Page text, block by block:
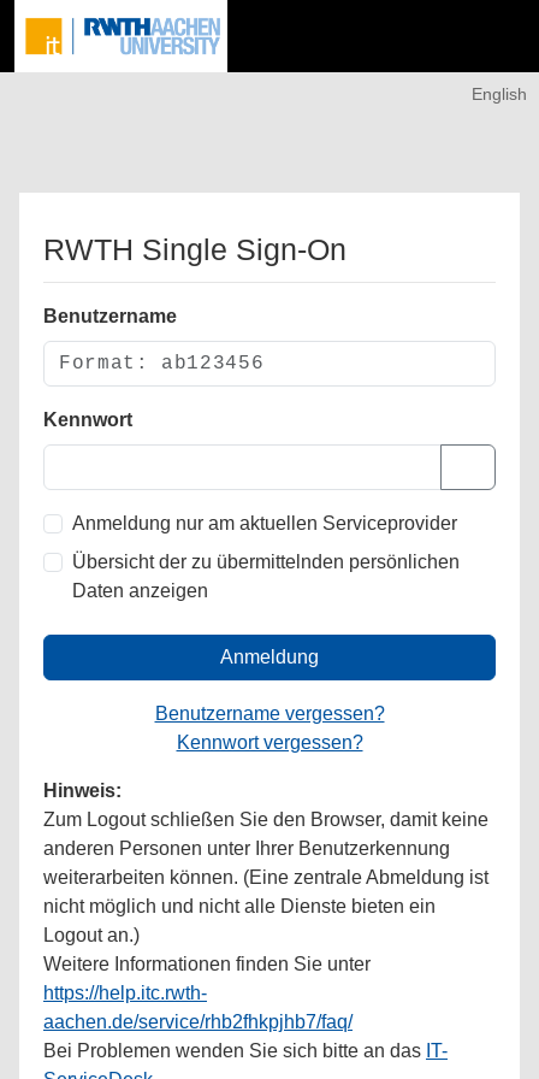
English
RWTH Single Sign-On
Benutzername
Kennwort
Anmeldung nur am aktuellen Serviceprovider
Übersicht der zu übermittelnden persönlichen
Daten anzeigen
Anmeldung
Benutzername vergessen?
Kennwort vergessen?
Hinweis:
Zum Logout schließen Sie den Browser, damit keine
anderen Personen unter Ihrer Benutzerkennung
weiterarbeiten können. (Eine zentrale Abmeldung ist
nicht möglich und nicht alle Dienste bieten ein
Logout an.)
Weitere Informationen finden Sie unter
https://help.itc.rwth-
aachen.de/service/rhb2fhkpjhb7/faq/
Bei Problemen wenden Sie sich bitte an das IT-